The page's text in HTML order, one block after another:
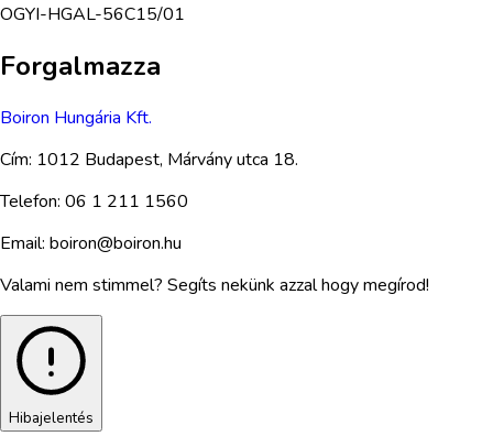
OGYI-HGAL-56C15/01
Forgalmazza
Boiron Hungária Kft.
Cím: 1012 Budapest, Márvány utca 18.
Telefon: 06 1 211 1560
Email: boiron@boiron.hu
Valami nem stimmel? Segíts nekünk azzal hogy megírod!
Hibajelentés